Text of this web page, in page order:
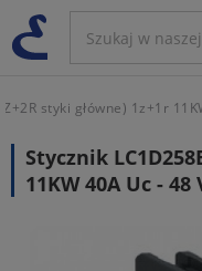
styki główne) 1z+1r
Stycznik
11KW 40A Uc -